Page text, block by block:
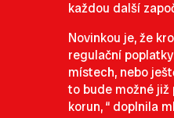
každou další
Novinkou je, že
regulační
místech, nebo
to bude možné
korun, “ doplnila